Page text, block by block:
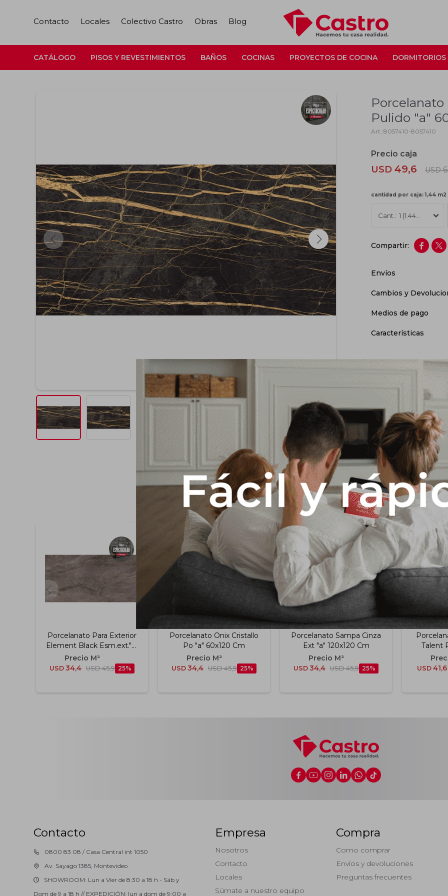
CATÁLOGO PISOS Y REVESTIMIENTOS BAÑOS COCINAS PROYECTOS DE COCINA DORMITORIOS
Contacto Locales Colectivo Castro Obras Blog
Pulido "a"
8057410-8057410
USD 49,6 USD
cantidad por caja: 1,44 m2
1 (1.44m2)
 
Envíos
Cambios y
Medios de pago
Características
Productos que te pueden interesar
Porcelanato Para Exterior
Element Black Esm.ext."a"
60x120 Cm
USD 34,4 USD 45,9 25
Porcelanato Onix Cristallo
Po "a" 60x120 Cm
USD 34,4 USD 45,9 25
Porcelanato Sampa Cinza
Ext "a" 120x120 Cm
USD 34,4 USD 45,9 25
Talent
USD 41,6
     
Contacto
0800 83 08 / Casa Central int 1050
Av. Sayago 1385, Montevideo
SHOWROOM: Lun a Vier de 8:30 a 18 h - Sáb y
Dom de 9 a 18 h // EXPEDICIÓN: lun a dom de 9:00 a
Empresa
Nosotros
Contacto
Locales
Súmate a nuestro equipo
Compra
Como comprar
Envíos y devoluciones
Preguntas frecuentes